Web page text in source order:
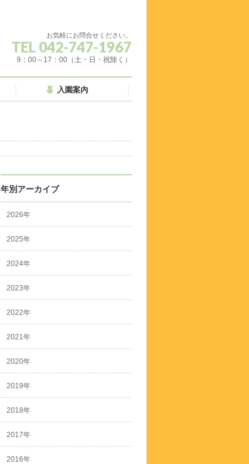
お気軽にお問合せください。
TEL 042-747-1967
9：00～17：00（土・日・祝除く）
入園案内
年別アーカイブ
2026年
2025年
2024年
2023年
2022年
2021年
2020年
2019年
2018年
2017年
2016年